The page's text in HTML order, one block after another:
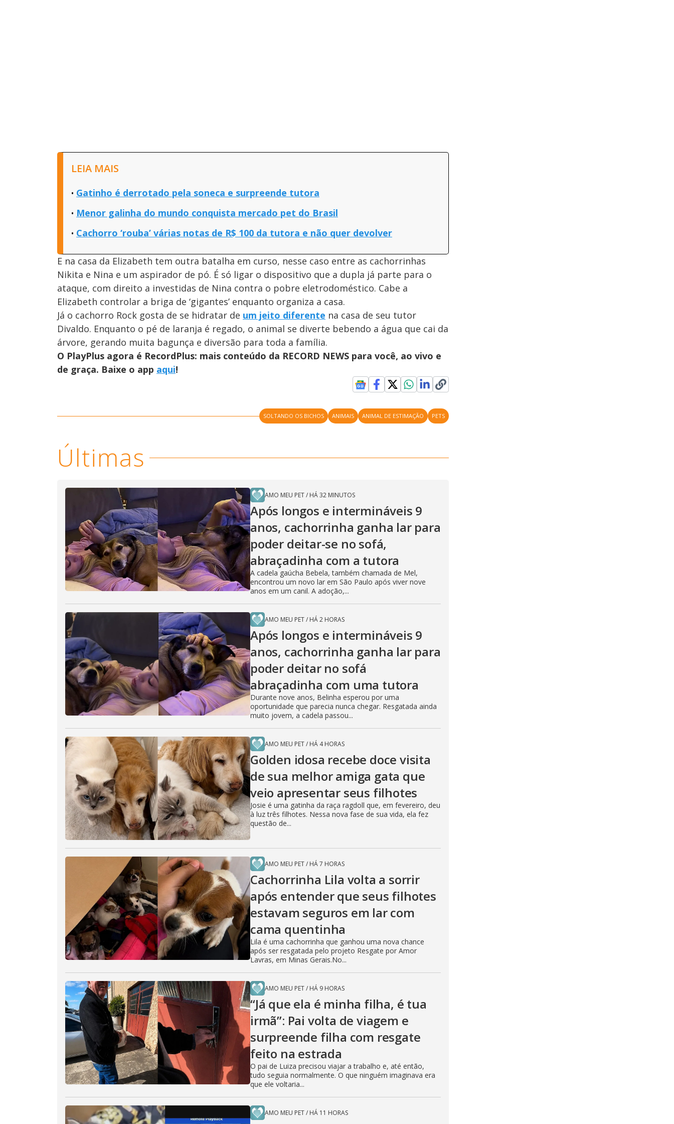
d
e
o
LEIA MAIS
Gatinho é derrotado pela soneca e surpreende tutora
Menor galinha do mundo conquista mercado pet do Brasil
Cachorro ‘rouba’ várias notas de R$ 100 da tutora e não quer devolver
E na casa da Elizabeth tem outra batalha em curso, nesse caso entre as cachorrinhas
Nikita e Nina e um aspirador de pó. É só ligar o dispositivo que a dupla já parte para o
ataque, com direito a investidas de Nina contra o pobre eletrodoméstico. Cabe a
Elizabeth controlar a briga de ‘gigantes’ enquanto organiza a casa.
Já o cachorro Rock gosta de se hidratar de um jeito diferente na casa de seu tutor
Divaldo. Enquanto o pé de laranja é regado, o animal se diverte bebendo a água que cai da
árvore, gerando muita bagunça e diversão para toda a família.
O PlayPlus agora é RecordPlus: mais conteúdo da RECORD NEWS para você, ao vivo e
de graça. Baixe o app aqui!
SOLTANDO OS BICHOS ANIMAIS ANIMAL DE ESTIMAÇÃO PETS
Últimas
AMO MEU PET/ HÁ 32 MINUTOS
Após longos e intermináveis 9
anos, cachorrinha ganha lar para
poder deitar-se no sofá,
abraçadinha com a tutora
A cadela gaúcha Bebela, também chamada de Mel,
encontrou um novo lar em São Paulo após viver nove
anos em um canil. A adoção,...
AMO MEU PET/ HÁ 2 HORAS
Após longos e intermináveis 9
anos, cachorrinha ganha lar para
poder deitar no sofá
abraçadinha com uma tutora
Durante nove anos, Belinha esperou por uma
oportunidade que parecia nunca chegar. Resgatada ainda
muito jovem, a cadela passou...
AMO MEU PET/ HÁ 4 HORAS
Golden idosa recebe doce visita
de sua melhor amiga gata que
veio apresentar seus filhotes
Josie é uma gatinha da raça ragdoll que, em fevereiro, deu
à luz três filhotes. Nessa nova fase de sua vida, ela fez
questão de...
AMO MEU PET/ HÁ 7 HORAS
Cachorrinha Lila volta a sorrir
após entender que seus filhotes
estavam seguros em lar com
cama quentinha
Lila é uma cachorrinha que ganhou uma nova chance
após ser resgatada pelo projeto Resgate por Amor
Lavras, em Minas Gerais.No...
AMO MEU PET/ HÁ 9 HORAS
“Já que ela é minha filha, é tua
irmã”: Pai volta de viagem e
surpreende filha com resgate
feito na estrada
O pai de Luiza precisou viajar a trabalho e, até então,
tudo seguia normalmente. O que ninguém imaginava era
que ele voltaria...
AMO MEU PET/ HÁ 11 HORAS